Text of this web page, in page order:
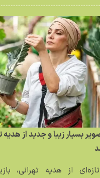
بسیار زیبا و جدید از هدیه
از هدیه تهرانی،